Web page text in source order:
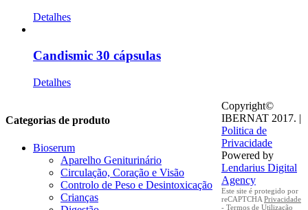
Detalhes
Candismic 30 cápsulas
Detalhes
Categorias de produto
Bioserum
Aparelho Geniturinário
Circulação, Coração e Visão
Controlo de Peso e Desintoxicação
Crianças
Copyright©
IBERNAT 2017. |
Politica de
Privacidade
Powered by
Lendarius Digital
Agency
Este site é protegido por
reCAPTCHA Privacidade
- Termos de Utilização